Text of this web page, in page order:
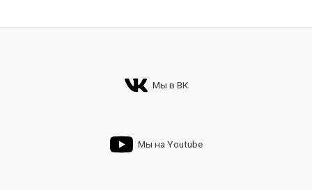
Мы в ВК
Мы на Youtube